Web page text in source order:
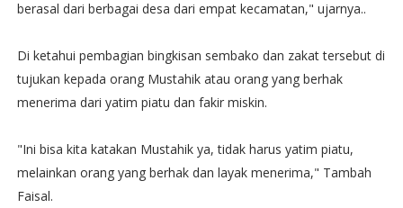
berasal dari berbagai desa dari empat kecamatan," ujarnya..
Di ketahui pembagian bingkisan sembako dan zakat tersebut di
tujukan kepada orang Mustahik atau orang yang berhak
menerima dari yatim piatu dan fakir miskin.
"Ini bisa kita katakan Mustahik ya, tidak harus yatim piatu,
melainkan orang yang berhak dan layak menerima," Tambah
Faisal.